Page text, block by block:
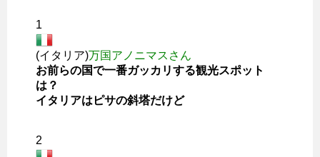
1
(イタリア)万国アノニマスさん
お前らの国で一番ガッカリする観光スポット
は？
イタリアはピサの斜塔だけど
2